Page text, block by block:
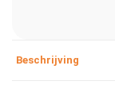
Beschrijving